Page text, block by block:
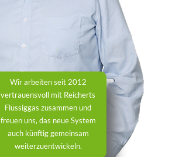
Wir arbeiten seit 2012
vertrauensvoll mit Reicherts
Flüssiggas zusammen und
freuen uns, das neue System
auch künftig gemeinsam
weiterzuentwickeln.